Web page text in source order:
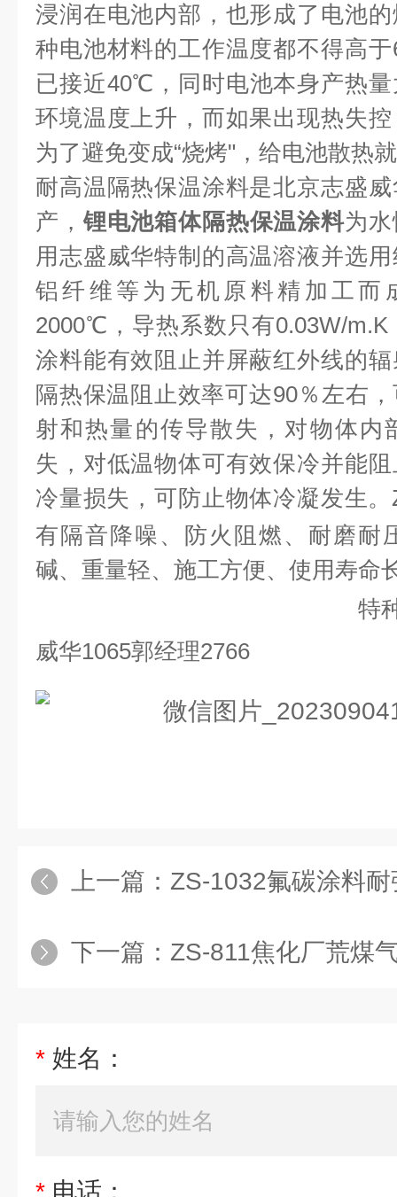
浸润在电池内部，也形成了电池
种电池材料的工作温度都不得高于
已接近40℃ ，同时电池本身产热
环境温度上升，而如果出现热失
为了避免变成“烧烤" ，给电池散热
耐高温隔热保温涂料是北京志盛
产，锂电池箱体隔热保温涂料为
用志盛威华特制的高温溶液并选
铝纤维等为无机原料精加工而
2000℃，导热系数只有0.03W/
涂料能有效阻止并屏蔽红外线的
隔热保温阻止效率可达90％左右
射和热量的传导散失，对物体内
失，对低温物体可有效保冷并能
冷量损失，可防止物体冷凝发生。
有隔音降噪、防火阻燃、耐磨耐
碱、重量轻、施工方便、使用寿命
特种涂料详情
威华1065郭经理2766
上一篇： ZS-1032氟碳涂料
下一篇： ZS-811焦化厂荒煤
* 姓名：
* 电话：